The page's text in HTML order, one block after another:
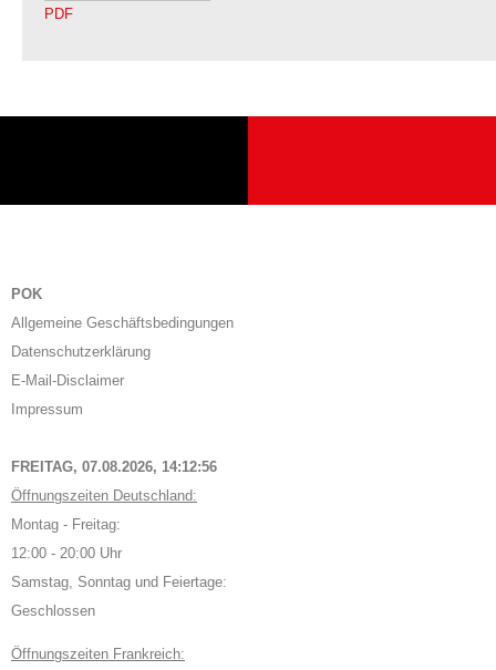
PDF
POK
Allgemeine Geschäftsbedingungen
Datenschutzerklärung
E-Mail-Disclaimer
Impressum
FREITAG, 07.08.2026, 14:12:57
Öffnungszeiten Deutschland:
Montag - Freitag:
12:00 - 20:00 Uhr
Samstag, Sonntag und Feiertage:
Geschlossen
Öffnungszeiten Frankreich: